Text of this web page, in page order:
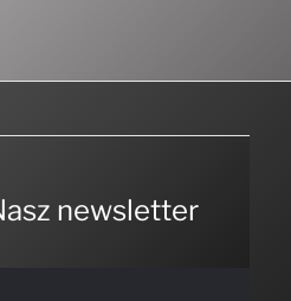
newsletter